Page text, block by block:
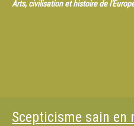
Arts, civilisation et histoire de
Scepticisme sain en